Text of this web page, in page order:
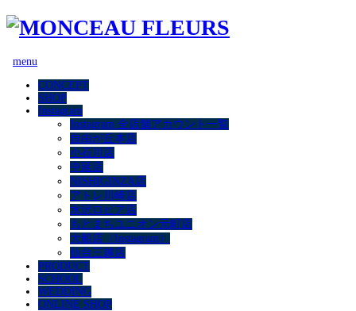
menu
CONCEPT
SHOP
Instagram
Instagram 全店舗アカウント一覧
自由が丘本店
小石川店
中延店
NISHIGINZA店
アトレ川崎店
水沢ロピア店
もとまちユニオン元町店
大船店（Instagram）
仙台三越店
PRODUCT
SCHOOL
WEDDING
ONLINE SHOP